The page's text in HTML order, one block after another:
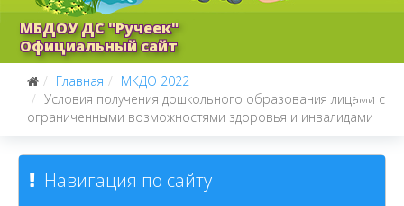
МБДОУ ДС "Ручеек"
Официальный сайт
Главная
МКДО 2022
Условия получения дошкольного образования лицами с
ограниченными возможностями здоровья и инвалидами
Навигация по сайту